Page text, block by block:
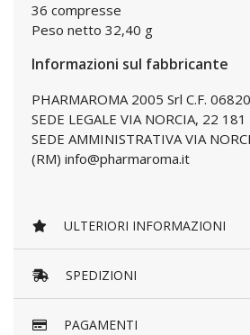
36 compresse
Peso netto 32,40 g
Informazioni sul fabbricante
PHARMAROMA 2005 Srl C.F.
SEDE LEGALE VIA NORCIA, 22
SEDE AMMINISTRATIVA VIA
(RM) info@pharmaroma.it
ULTERIORI INFORMAZIONI
SPEDIZIONI
PAGAMENTI